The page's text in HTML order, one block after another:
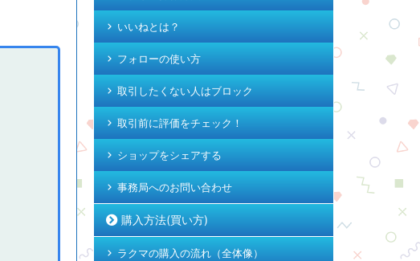
いいねとは？
フォローの使い方
取引したくない人はブロック
取引前に評価をチェック！
ショップをシェアする
事務局へのお問い合わせ
購入方法(買い方)
ラクマの購入の流れ（全体像）